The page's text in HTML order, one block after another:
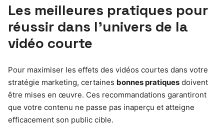
Les meilleures pratiques pour
réussir dans l’univers de la
vidéo courte
Pour maximiser les effets des vidéos courtes dans votre
stratégie marketing, certaines bonnes pratiques doivent
être mises en œuvre. Ces recommandations garantiront
que votre contenu ne passe pas inaperçu et atteigne
efficacement son public cible.